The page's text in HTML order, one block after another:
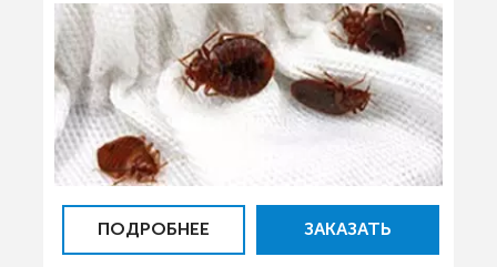
ПОДРОБНЕЕ ЗАКАЗАТЬ